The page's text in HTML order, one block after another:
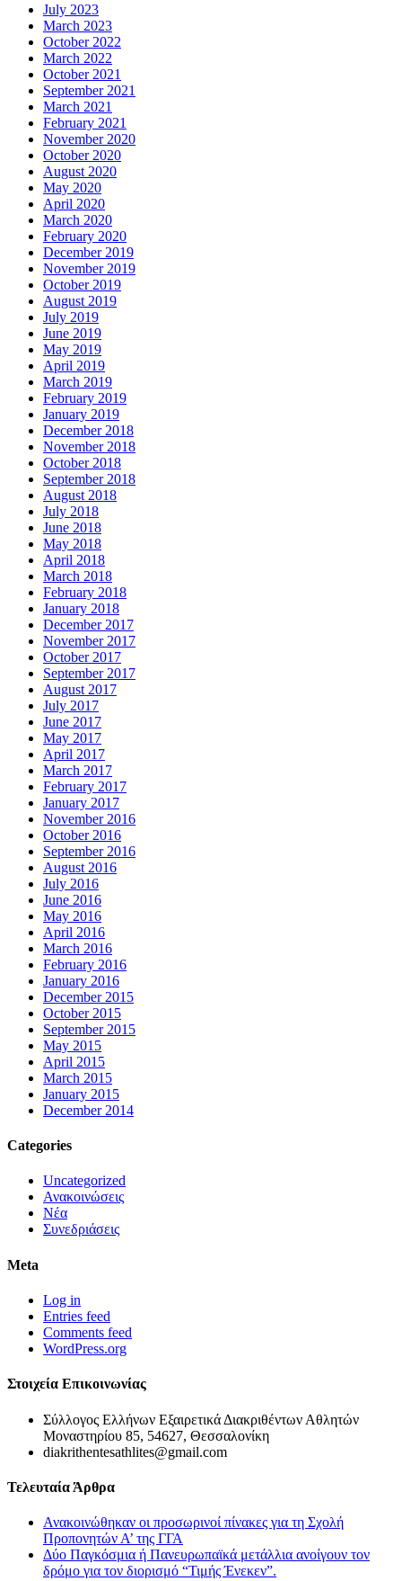
July 2023
March 2023
October 2022
March 2022
October 2021
September 2021
March 2021
February 2021
November 2020
October 2020
August 2020
May 2020
April 2020
March 2020
February 2020
December 2019
November 2019
October 2019
August 2019
July 2019
June 2019
May 2019
April 2019
March 2019
February 2019
January 2019
December 2018
November 2018
October 2018
September 2018
August 2018
July 2018
June 2018
May 2018
April 2018
March 2018
February 2018
January 2018
December 2017
November 2017
October 2017
September 2017
August 2017
July 2017
June 2017
May 2017
April 2017
March 2017
February 2017
January 2017
November 2016
October 2016
September 2016
August 2016
July 2016
June 2016
May 2016
April 2016
March 2016
February 2016
January 2016
December 2015
October 2015
September 2015
May 2015
April 2015
March 2015
January 2015
December 2014
Categories
Uncategorized
Ανακοινώσεις
Νέα
Συνεδριάσεις
Meta
Log in
Entries feed
Comments feed
WordPress.org
Στοιχεία Επικοινωνίας
Σύλλογος Ελλήνων Εξαιρετικά Διακριθέντων Αθλητών
Μοναστηρίου 85, 54627, Θεσσαλονίκη
diakrithentesathlites@gmail.com
Τελευταία Άρθρα
Ανακοινώθηκαν οι προσωρινοί πίνακες για τη Σχολή
Προπονητών Α’ της ΓΓΑ
Δύο Παγκόσμια ή Πανευρωπαϊκά μετάλλια ανοίγουν τον
δρόμο για τον διορισμό “Τιμής Ένεκεν”.